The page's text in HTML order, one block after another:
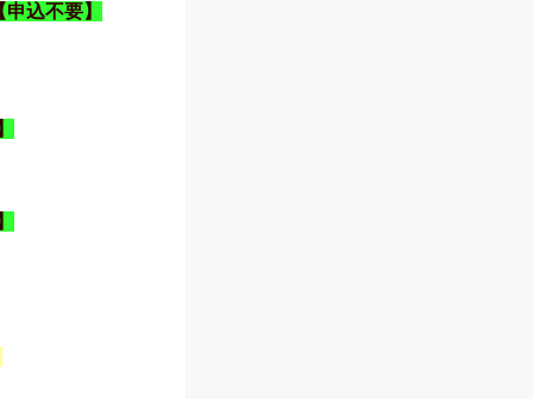
申込不要】